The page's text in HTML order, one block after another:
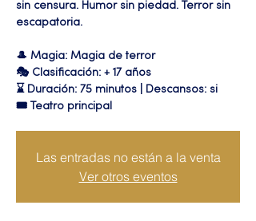
sin censura. Humor sin piedad. Terror sin
escapatoria.
🎩 Magia: Magia de terror
🎭 Clasificación: + 17 años
⌛ Duración: 75 minutos | Descansos: si
🎟 Teatro principal
Las entradas no están a la venta
Ver otros eventos